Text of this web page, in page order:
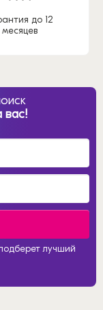
до 12
месяцев
вас!
лучший